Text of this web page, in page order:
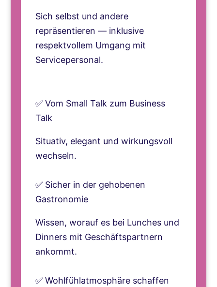
Sich selbst und andere
repräsentieren — inklusive
respektvollem Umgang mit
Servicepersonal.
✅ Vom Small Talk zum Business
Talk
Situativ, elegant und wirkungsvoll
wechseln.
✅ Sicher in der gehobenen
Gastronomie
Wissen, worauf es bei Lunches und
Dinners mit Geschäftspartnern
ankommt.
✅ Wohlfühlatmosphäre schaffen